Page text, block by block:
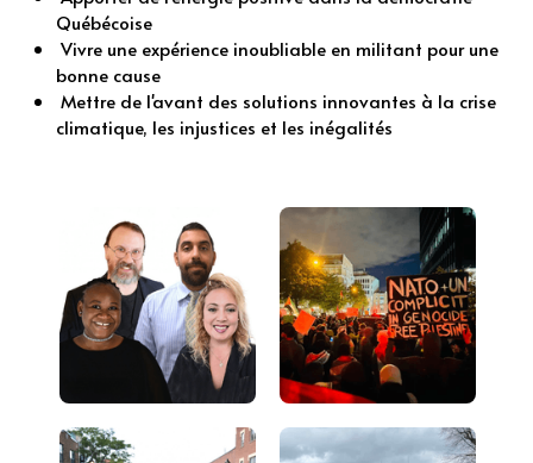
Québécoise
bonne cause
climatique, les injustices et les inégalités